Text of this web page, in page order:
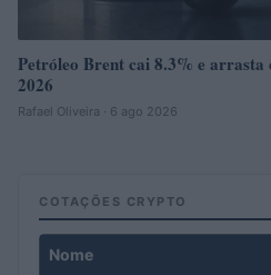
Petróleo Brent cai 8.3% e arrasta
2026
Rafael Oliveira · 6 ago 2026
COTAÇÕES CRYPTO
Nome